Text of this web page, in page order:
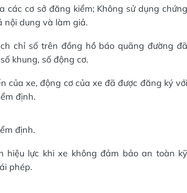
các cơ sở đăng kiểm; Không sử dụng chứng
nội dung và làm giả.
chỉ số trên đồng hồ báo quãng đường đã
khung, số động cơ.
của xe, động cơ của xe đã được đăng ký với
định.
định.
hiệu lực khi xe không đảm bảo an toàn kỹ
phép.